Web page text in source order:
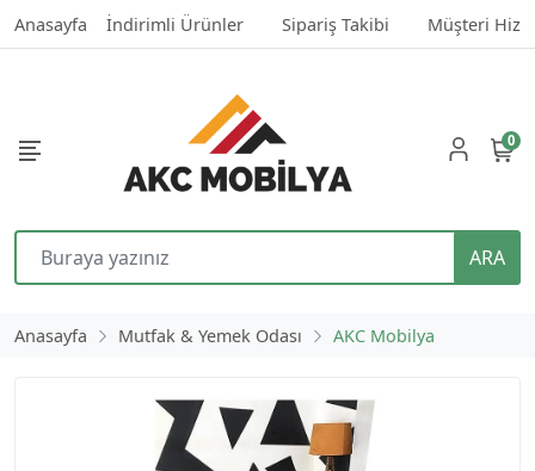
Anasayfa İndirimli Ürünler Sipariş Takibi Müşteri
ARA
0
Anasayfa Mutfak & Yemek Odası AKC Mobilya